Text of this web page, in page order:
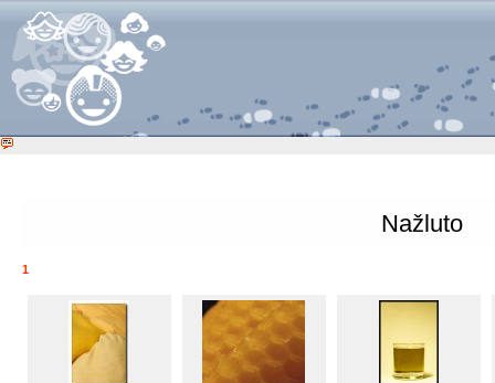
Nažluto
1